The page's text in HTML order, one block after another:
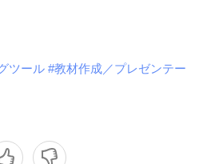
ツール #教材作成／プレゼンテー